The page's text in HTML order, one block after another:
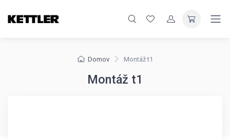
Domov Montáž t1
Montáž t1